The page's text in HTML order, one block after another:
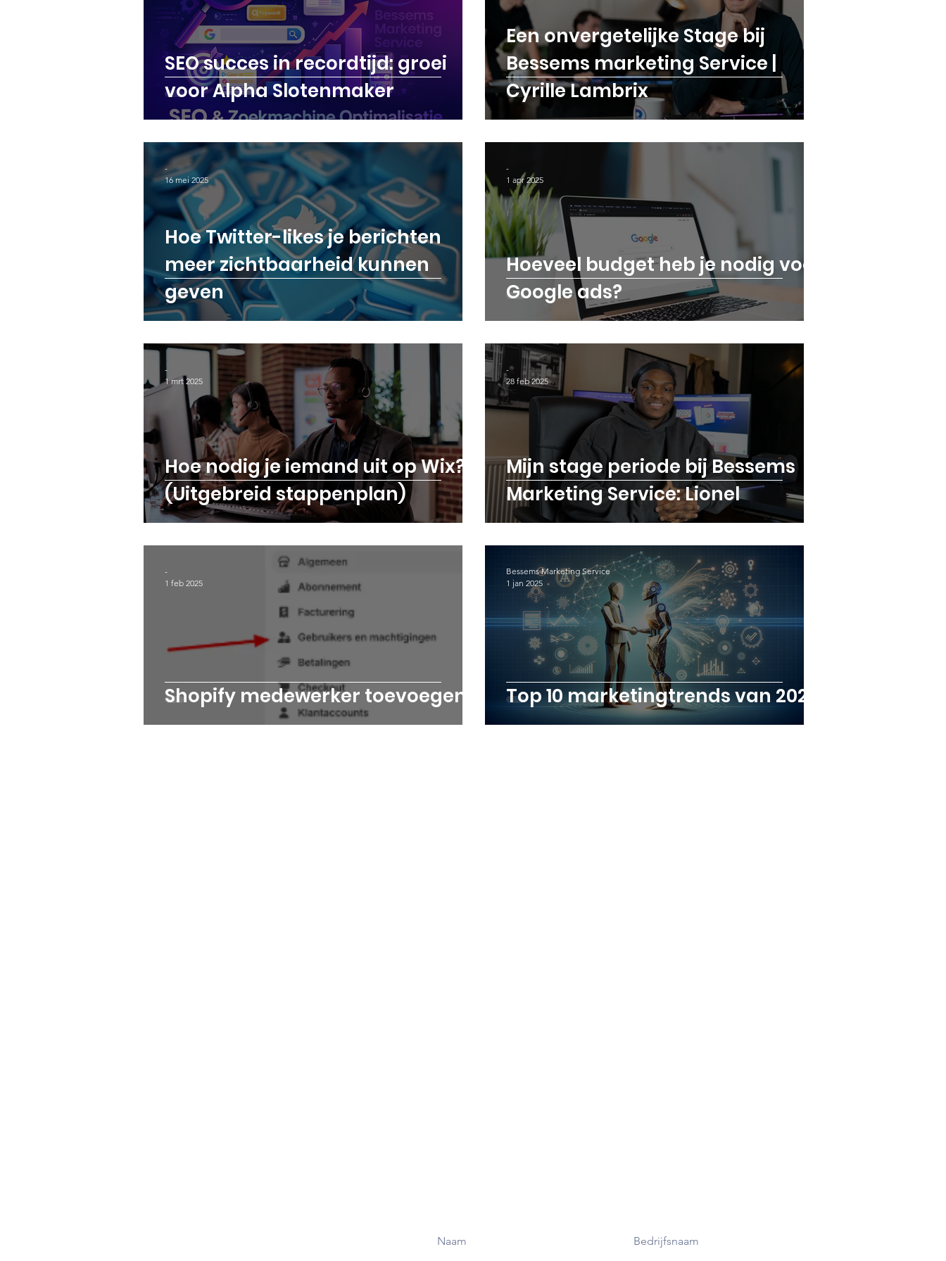
Content Marketing | Bessems Blog Tips & Tricks | Bessems Marketing
SEO succes in recordtijd: groei
voor Alpha Slotenmaker
Een onvergetelijke Stage bij
Bessems marketing Service |
Cyrille Lambrix
Hoe Twitter-likes je berichten
meer zichtbaarheid kunnen
geven
-
16 mei 2025
Hoeveel budget heb je nodig voor
Google ads?
-
1 apr 2025
Hoe nodig je iemand uit op Wix?
(Uitgebreid stappenplan)
-
1 mrt 2025
Mijn stage periode bij Bessems
Marketing Service: Lionel
-
28 feb 2025
Shopify medewerker toevoegen?
-
1 feb 2025
Top 10 marketingtrends van 2025
Bessems Marketing Service
1 jan 2025